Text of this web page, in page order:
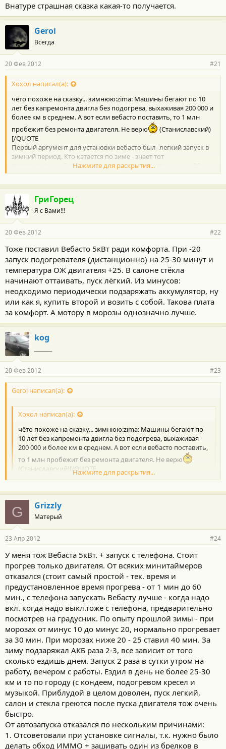
Внатуре страшная сказка какая-то получается.
Geroi
Всегда
20 Фев 2012 #21
Хохол написал(а):
чёто похоже на сказку... зимнюю:zima: Машины бегают по 10
лет без капремонта двигла без подогрева, выхаживая 200 000 и
более км в среднем. А вот если вебасто поставить, то 1 млн
пробежит без ремонта двигателя. Не верю
(Станиславский)
[/QUOTE
Первый аргумент для установки вебасто был- легкий запуск в
зимний период. Кто катается по зиме - знает тот
первоначальный звук движка при заводе его при ниже - 20.
:heat:
Нажмите для раскрытия...
ГриГорец
Я с Вами!!!
20 Фев 2012 #22
Тоже поставил Вебасто 5кВт ради комфорта. При -20
запуск подогревателя (дистанционно) на 25-30 минут и
температура ОЖ двигателя +25. В салоне стёкла
начинают оттаивать, пуск лёгкий. Из минусов:
неодходимо периодически подзаряжать аккумулятор, ну
или как я, купить второй и возить с собой. Такова плата
за комфорт. А мотору в морозы однозначно лучше.
kog
20 Фев 2012 #23
Geroi написал(а):
Хохол написал(а):
чёто похоже на сказку... зимнюю:zima: Машины бегают по
10 лет без капремонта двигла без подогрева, выхаживая
200 000 и более км в среднем. А вот если вебасто поставить,
то 1 млн пробежит без ремонта двигателя. Не верю
(Станиславский)[/QUOTE
Первый аргумент для установки вебасто был- легкий
первоначальный звук движка при заводе его при ниже - 20.
Нажмите для раскрытия...
У меня пуск при минус 20 такой же как и при + 10, до минус 25
нет смысла автозапуском пользоваться если движок исправен
(только салон перед поездкой).
Нажмите для раскрытия...
G Grizzly
Матерый
23 Апр 2012 #24
У меня тож Вебаста 5кВт. + запуск с телефона. Стоит
прогрев только двигателя. От всяких минитаймеров
отказался (стоит самый простой - тек. время и
предустановленное время прогрева - от 1 мин до 60
мин., с телефона запускать Вебасту лучше - когда надо
вкл. когда надо выкл.тоже с телефона, предварительно
посмотрев на градусник. По опыту прошлой зимы - при
морозах от минус 10 до минус 20, нормально прогревает
за 30 мин. При морозах ниже 20 - 25 ставил 40 мин. За
зиму подзаряжал АКБ раза 2-3, все зависит от того
сколько ездишь днем. Запуск 2 раза в сутки утром на
работу, вечером с работы. Ездил в день не более 25-30
км и то по городу (с кондеем, подогревом кресел и
музыкой. Приблудой в целом доволен, пуск легкий,
салон и стекла греются после пуска двигателя тож очень
быстро.
От автозапуска отказался по нескольким причинами:
1. Отсоветовали при установке сигналы, т.к. нужно было
делать обход ИММО + зашивать один из брелков в